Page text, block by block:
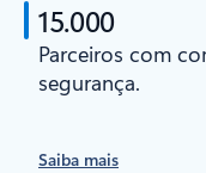
15.000
Parceiros com
segurança.
Saiba mais